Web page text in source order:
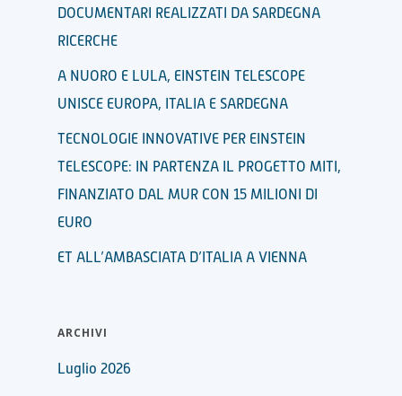
DOCUMENTARI REALIZZATI DA SARDEGNA
RICERCHE
A NUORO E LULA, EINSTEIN TELESCOPE
UNISCE EUROPA, ITALIA E SARDEGNA
TECNOLOGIE INNOVATIVE PER EINSTEIN
TELESCOPE: IN PARTENZA IL PROGETTO MITI,
FINANZIATO DAL MUR CON 15 MILIONI DI
EURO
ET ALL’AMBASCIATA D’ITALIA A VIENNA
ARCHIVI
Luglio 2026